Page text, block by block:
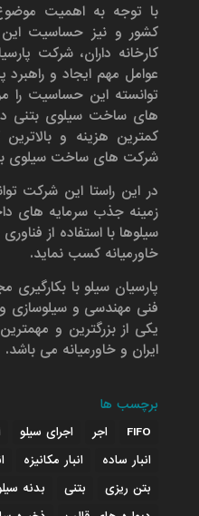
با توجه به اهمیت
کشور و نیز حساسیت
کارخانه داران، شرکت
عوامل مهم ایجاد و
توانسته این حساسیت را
های ساخت سیلوی بتنی
کمترین هزینه و
شرکت های ساخت سیلوی
در این راستا این شرکت
زمینه جذب سرمایه های
سیلوها با استفاده از
خاورمیانه کسب نماید.
پارسیان سیلو با بکارگیری
فنی مهندسی و سیلوسازی و
یکی از بزرگترین و
ایران و خاورمیانه می باشد.
برچسب ها
FIFO اجر اجرای سیلو
انبار ساده
انبار مکانیزه
بتن ریزی
بتنی بدنه